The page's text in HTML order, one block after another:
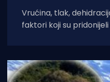
Vrućina, tlak,
faktori koji su